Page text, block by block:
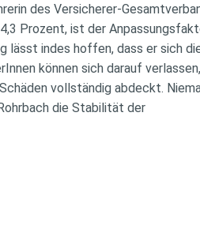
des Versicherer-
Prozent, ist der
indes hoffen, dass er sich
können sich darauf
vollständig abdeckt.
die Stabilität der